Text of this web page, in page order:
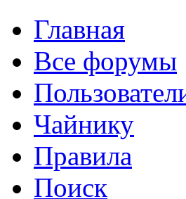
Главная
Все форумы
Чайнику
Правила
Поиск